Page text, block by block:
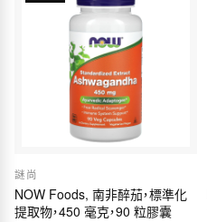
謎尚
NOW Foods, 南非醉茄，標準化
提取物，450 毫克，90 粒膠囊